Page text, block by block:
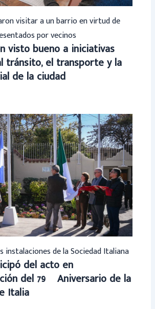
visitar a un barrio en virtud de
por vecinos
visto bueno a iniciativas
tránsito, el transporte y la
de la ciudad
instalaciones de la Sociedad Italiana
del acto en
del 79º Aniversario de la
Italia